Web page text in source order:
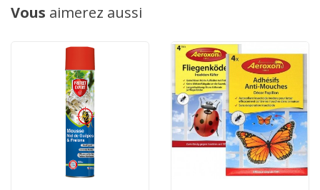
Vous aimerez aussiMerci d'avance pour